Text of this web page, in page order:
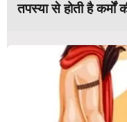
तपस्या से होती है कर्मों